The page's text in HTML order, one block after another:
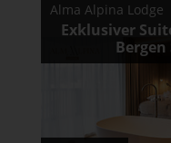
Alma Alpina Lodge
Exklusiver